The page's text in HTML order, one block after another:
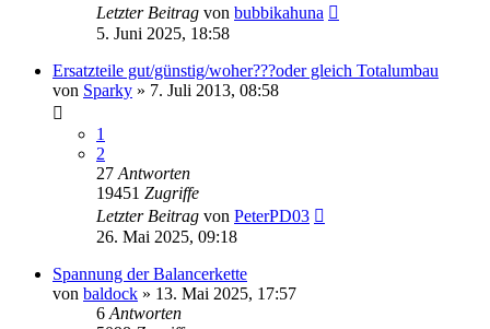
Letzter Beitrag von bubbikahuna
5. Juni 2025, 18:58
Ersatzteile gut/günstig/woher???oder gleich Totalumbau
von Sparky » 7. Juli 2013, 08:58
1
2
27 Antworten
19451 Zugriffe
Letzter Beitrag von PeterPD03
26. Mai 2025, 09:18
Spannung der Balancerkette
von baldock » 13. Mai 2025, 17:57
6 Antworten